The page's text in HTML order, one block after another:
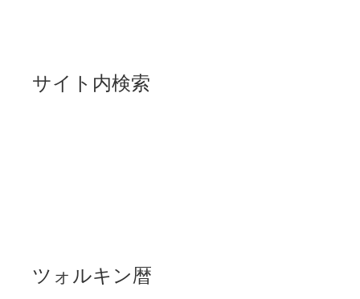
サイト内検索
ツォルキン暦